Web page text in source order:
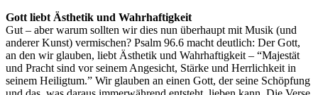
Gott liebt Ästhetik und Wahrhaftigkeit
Gut – aber warum sollten wir dies nun überhaupt mit Musik (und
anderer Kunst) vermischen? Psalm 96.6 macht deutlich: Der Gott,
an den wir glauben, liebt Ästhetik und Wahrhaftigkeit – “Majestät
und Pracht sind vor seinem Angesicht, Stärke und Herrlichkeit in
seinem Heiligtum.” Wir glauben an einen Gott, der seine Schöpfung